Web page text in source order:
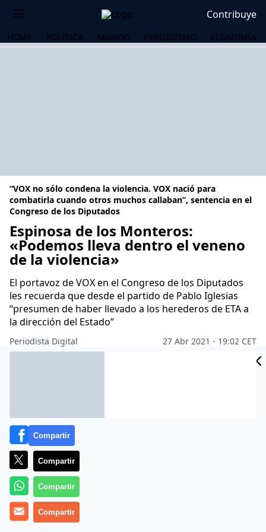
Contribuye
HOME POLÍTICA MUNDO PERIODISMO ECONOMÍA
“VOX no sólo condena la violencia. VOX nació para
combatirla cuando otros muchos callaban”, sentencia en el
Congreso de los Diputados
Espinosa de los Monteros:
«Podemos lleva dentro el veneno
de la violencia»
El portavoz de VOX en el Congreso de los Diputados
les recuerda que desde el partido de Pablo Iglesias
“presumen de haber llevado a los herederos de ETA a
la dirección del Estado”
Periodista Digital
27 Abr 2021 - 19:02 CET
Compartir
Compartir
Compartir
Compartir